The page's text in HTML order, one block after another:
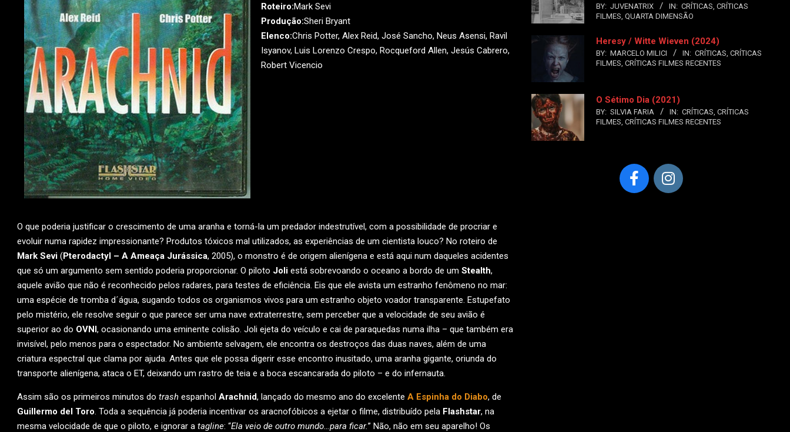
Roteiro:Mark Sevi
Produção:Sheri Bryant
Elenco:Chris Potter, Alex Reid, José Sancho, Neus Asensi, Ravil
Isyanov, Luis Lorenzo Crespo, Rocqueford Allen, Jesús Cabrero,
Robert Vicencio
O que poderia justificar o crescimento de uma aranha e torná-la um predador indestrutível, com a possibilidade de procriar e
evoluir numa rapidez impressionante? Produtos tóxicos mal utilizados, as experiências de um cientista louco? No roteiro de
Mark Sevi (Pterodactyl – A Ameaça Jurássica, 2005), o monstro é de origem alienígena e está aqui num daqueles acidentes
que só um argumento sem sentido poderia proporcionar. O piloto Joli está sobrevoando o oceano a bordo de um Stealth,
aquele avião que não é reconhecido pelos radares, para testes de eficiência. Eis que ele avista um estranho fenômeno no mar:
uma espécie de tromba d´água, sugando todos os organismos vivos para um estranho objeto voador transparente. Estupefato
pelo mistério, ele resolve seguir o que parece ser uma nave extraterrestre, sem perceber que a velocidade de seu avião é
superior ao do OVNI, ocasionando uma eminente colisão. Joli ejeta do veículo e cai de paraquedas numa ilha – que também era
invisível, pelo menos para o espectador. No ambiente selvagem, ele encontra os destroços das duas naves, além de uma
criatura espectral que clama por ajuda. Antes que ele possa digerir esse encontro inusitado, uma aranha gigante, oriunda do
transporte alienígena, ataca o ET, deixando um rastro de teia e a boca escancarada do piloto – e do infernauta.
Assim são os primeiros minutos do trash espanhol Arachnid, lançado do mesmo ano do excelente A Espinha do Diabo, de
Guillermo del Toro. Toda a sequência já poderia incentivar os aracnofóbicos a ejetar o filme, distribuído pela Flashstar, na
mesma velocidade de que o piloto, e ignorar a tagline: “Ela veio de outro mundo…para ficar.” Não, não em seu aparelho! Os
BY: JUVENATRIX IN: CRÍTICAS, CRÍTICAS
FILMES, QUARTA DIMENSÃO
Heresy / Witte Wieven (2024)
BY: MARCELO MILICI IN: CRÍTICAS, CRÍTICAS
FILMES, CRÍTICAS FILMES RECENTES
O Sétimo Dia (2021)
BY: SILVIA FARIA IN: CRÍTICAS, CRÍTICAS
FILMES, CRÍTICAS FILMES RECENTES